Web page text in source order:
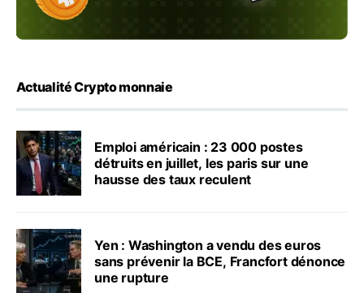
Actualité Crypto monnaie
Emploi américain : 23 000 postes
détruits en juillet, les paris sur une
hausse des taux reculent
Yen : Washington a vendu des euros
sans prévenir la BCE, Francfort dénonce
une rupture